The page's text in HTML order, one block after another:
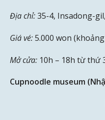
Địa chỉ:35-4, Insadong-
Giá vé:5.000 won
Mở cửa: 10h – 18h từ thứ
Cupnoodle museum